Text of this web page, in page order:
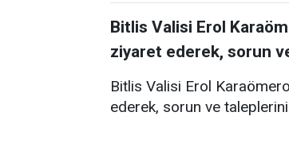
Bitlis Valisi Erol
ziyaret ederek, sorun
Bitlis Valisi Erol
ederek, sorun ve